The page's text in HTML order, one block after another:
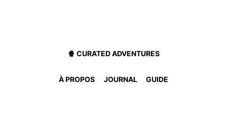
🍿 CURATED ADVENTURES
À PROPOS JOURNAL GUIDE